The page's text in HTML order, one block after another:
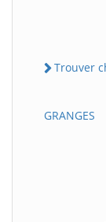
Trouver
GRANGES